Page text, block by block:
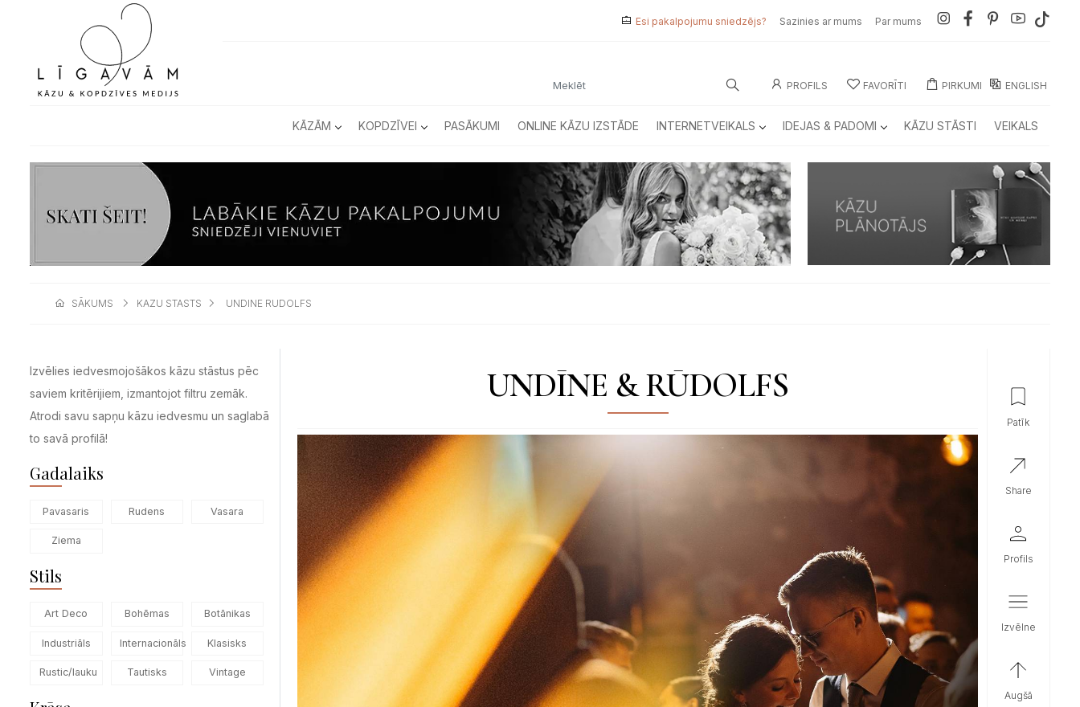
Esi pakalpojumu sniedzējs? Sazinies ar mums Par mums
PROFILS FAVORĪTI PIRKUMI ENGLISH
KĀZĀM KOPDZĪVEI PASĀKUMI ONLINE KĀZU IZSTĀDE INTERNETVEIKALS IDEJAS & PADOMI KĀZU STĀSTI VEIKALS
SĀKUMS KAZU STASTS UNDINE RUDOLFS
Izvēlies iedvesmojošākos kāzu stāstus pēc
saviem kritērijiem, izmantojot filtru zemāk.
Atrodi savu sapņu kāzu iedvesmu un saglabā
to savā profilā!
Gadalaiks
Pavasaris Rudens Vasara
Ziema
Stils
Art Deco Bohēmas Botānikas
Industriāls Internacionāls Klasisks
Rustic/lauku Tautisks Vintage
UNDĪNE & RŪDOLFS
patīk
share
profils
izvēlne
augšā